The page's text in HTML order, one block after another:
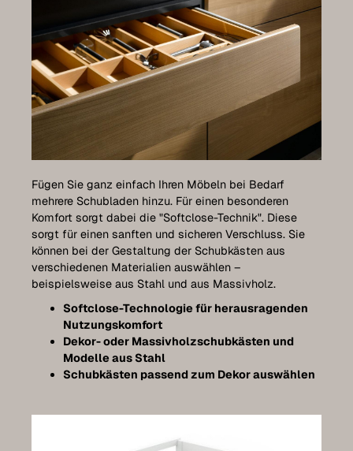
Fügen Sie ganz einfach Ihren Möbeln bei Bedarf
mehrere Schubladen hinzu. Für einen besonderen
Komfort sorgt dabei die "Softclose-Technik". Diese
sorgt für einen sanften und sicheren Verschluss. Sie
können bei der Gestaltung der Schubkästen aus
verschiedenen Materialien auswählen –
beispielsweise aus Stahl und aus Massivholz.
Softclose-Technologie für herausragenden
Nutzungskomfort
Dekor- oder Massivholzschubkästen und
Modelle aus Stahl
Schubkästen passend zum Dekor auswählen